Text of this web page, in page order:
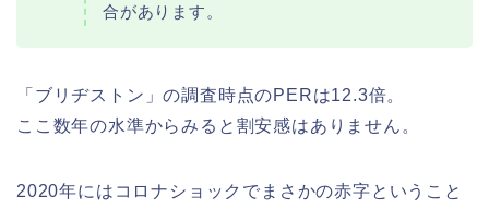
合があります。
「ブリヂストン」の調査時点のPERは12.3倍。
ここ数年の水準からみると割安感はありません。
2020年にはコロナショックでまさかの赤字ということ